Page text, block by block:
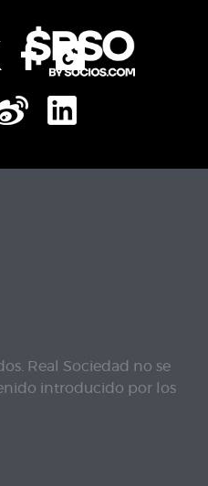
Real Sociedad no se
introducido por los